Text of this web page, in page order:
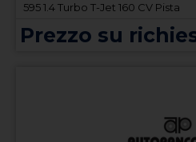
595 1.4 Turbo T-Jet 160 CV Pista
Prezzo su